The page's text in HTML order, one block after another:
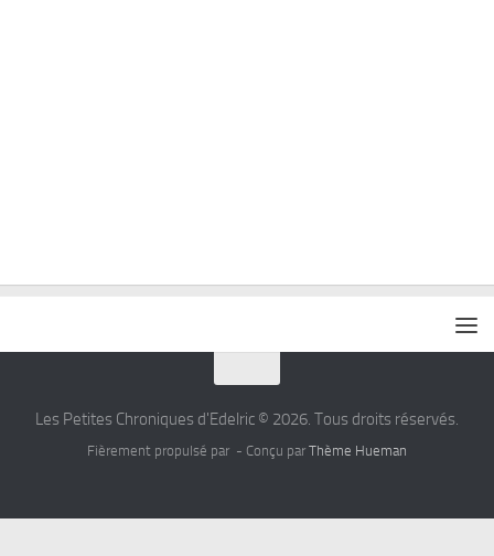
Les Petites Chroniques d'Edelric © 2026. Tous droits réservés.
Fièrement propulsé par - Conçu par Thème Hueman